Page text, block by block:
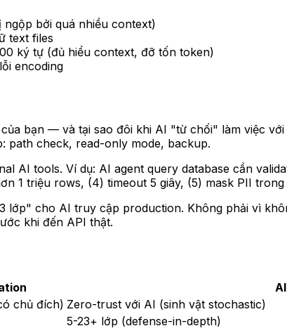
bởi quá nhiều context)
text files
ký tự (đủ hiểu context, đỡ tốn token)
encoding
bạn — và tại sao đôi khi AI "từ chối" làm việc
path check, read-only mode, backup.
AI tools. Ví dụ: AI agent query database cần
1 triệu rows, (4) timeout 5 giây, (5) mask PII
lớp" cho AI truy cập production. Không phải vì
khi đến API thật.
chủ đích) Zero-trust với AI (sinh vật stochastic)
5-23+ lớp (defense-in-depth)